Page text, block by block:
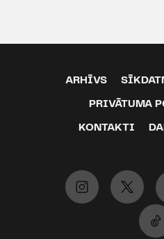
ARHĪVS
PRIVĀTUMA
KONTAKTI